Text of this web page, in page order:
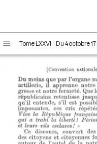
Tome LXXVI - Du 4 octobre